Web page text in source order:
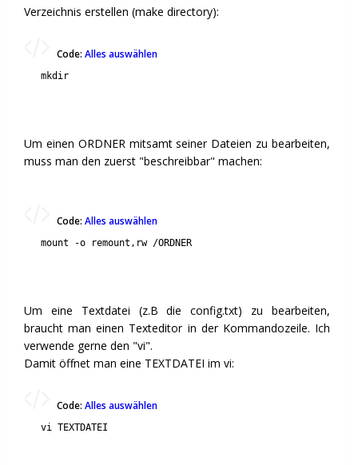
Verzeichnis erstellen (make directory):
Code: Alles auswählen
mkdir
Um einen ORDNER mitsamt seiner Dateien zu bearbeiten,
muss man den zuerst "beschreibbar" machen:
Code: Alles auswählen
mount -o remount,rw /ORDNER
Um eine Textdatei (z.B die config.txt) zu bearbeiten,
braucht man einen Texteditor in der Kommandozeile. Ich
verwende gerne den "vi".
Damit öffnet man eine TEXTDATEI im vi:
Code: Alles auswählen
vi TEXTDATEI